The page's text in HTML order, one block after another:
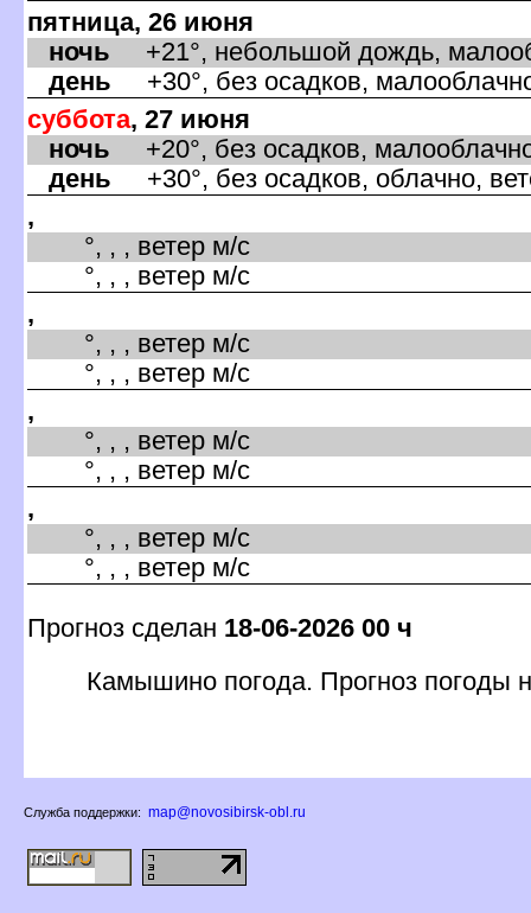
пятница, 26 июня
ночь +21°, небольшой дождь,
день +30°, без осадков,
суббота, 27 июня
ночь +20°, без осадков,
день +30°, без осадков, облачно,
,
°, , , ветер м/с
°, , , ветер м/с
,
°, , , ветер м/с
°, , , ветер м/с
,
°, , , ветер м/с
°, , , ветер м/с
,
°, , , ветер м/с
°, , , ветер м/с
Прогноз сделан 18-06-2026 00 ч
Камышино погода. Прогноз погоды
Служба поддержки: map@novosibirsk-obl.ru